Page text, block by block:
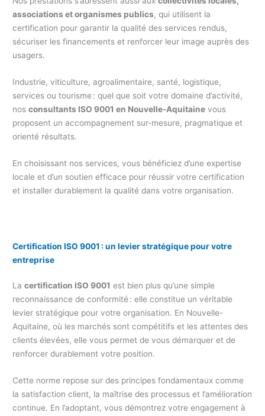
associations et organismes publics, qui utilisent la
certification pour garantir la qualité des services rendus,
sécuriser les financements et renforcer leur image auprès des
usagers.
Industrie, viticulture, agroalimentaire, santé, logistique,
services ou tourisme : quel que soit votre domaine d’activité,
nosconsultants ISO 9001 en Nouvelle-Aquitaine vous
proposent un accompagnement sur-mesure, pragmatique et
orienté résultats.
En choisissant nos services, vous bénéficiez d’une expertise
locale et d’un soutien efficace pour réussir votre certification
et installer durablement la qualité dans votre organisation.
Certification ISO 9001 : un levier stratégique pour votre
entreprise
Lacertification ISO 9001 est bien plus qu’une simple
reconnaissance de conformité : elle constitue un véritable
levier stratégique pour votre organisation. En Nouvelle-
Aquitaine, où les marchés sont compétitifs et les attentes des
clients élevées, elle vous permet de vous démarquer et de
renforcer durablement votre position.
Cette norme repose sur des principes fondamentaux comme
la satisfaction client, la maîtrise des processus et l’amélioration
continue. En l’adoptant, vous démontrez votre engagement à